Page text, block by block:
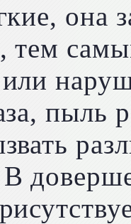
она
тем
пыль